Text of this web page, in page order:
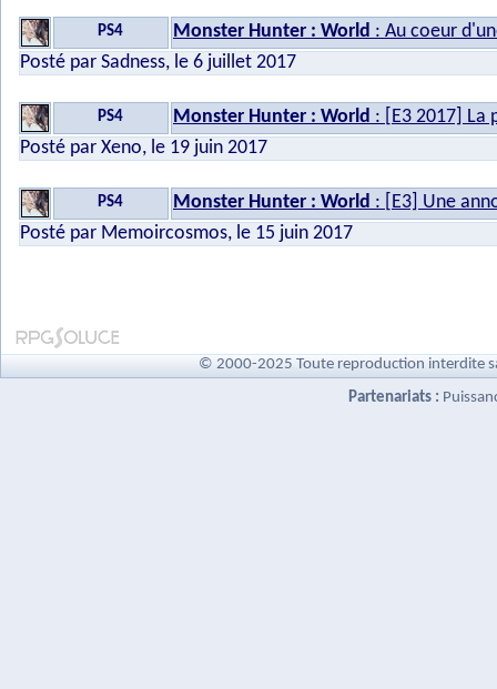
PS4 Monster Hunter : World : Au coeur
Posté par Sadness, le 6 juillet 2017
PS4 Monster Hunter : World : [E3 2017] La
Posté par Xeno, le 19 juin 2017
PS4 Monster Hunter : World : [E3] Une
Posté par Memoircosmos, le 15 juin 2017
© 2000-2025 Toute reproduction interdite
Partenariats :